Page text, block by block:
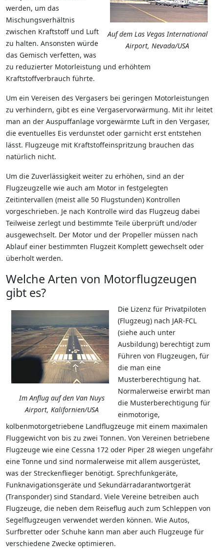
Auf dem Las Vegas International
Airport, Nevada/USA
werden, um das
Mischungsverhältnis
zwischen Kraftstoff und Luft
zu halten. Ansonsten würde
das Gemisch verfetten, was
zu reduzierter Motorleistung und erhöhtem
Kraftstoffverbrauch führte.
Um ein Vereisen des Vergasers bei geringen Motorleistungen
zu verhindern, gibt es eine Vergaservorwärmung. Mit ihr leitet
man an der Auspuffanlage vorgewärmte Luft in den Vergaser,
die eventuelles Eis verdunstet oder garnicht erst entstehen
lässt. Flugzeuge mit Kraftstoffeinspritzung brauchen das
natürlich nicht.
Um die Zuverlässigkeit weiter zu erhöhen, sind an der
Flugzeugzelle wie auch am Motor in festgelegten
Zeitintervallen (meist alle 50 Flugstunden) Kontrollen
vorgeschrieben. Je nach Kontrolle wird das Flugzeug dabei
Teilweise zerlegt und bestimmte Teile überprüft und/oder
ausgewechselt. Der Motor und der Propeller müssen nach
Ablauf einer bestimmten Flugzeit Komplett gewechselt oder
überholt werden.
Welche Arten von Motorflugzeugen
gibt es?
Im Anflug auf den Van Nuys
Airport, Kalifornien/USA
Die Lizenz für Privatpiloten
(Flugzeug) nach JAR-FCL
(siehe auch unter
Ausbildung) berechtigt zum
Führen von Flugzeugen, für
die man eine
Musterberechtigung hat.
Normalerweise erwirbt man
die Musterberechtigung für
einmotorige,
kolbenmotorgetriebene Landflugzeuge mit einem maximalen
Fluggewicht von bis zu zwei Tonnen. Von Vereinen betriebene
Flugzeuge wie eine Cessna 172 oder Piper 28 wiegen ungefähr
eine Tonne und sind normalerweise mit allem ausgerüstet,
was der Streckenflieger benötigt. Sprechfunkgeräte,
Funknavigationsgeräte und Sekundärradarantwortgerät
(Transponder) sind Standard. Viele Vereine betreiben auch
Flugzeuge, die neben dem Reiseflug auch zum Schleppen von
Segelflugzeugen verwendet werden können. Wie Autos,
Surfbretter oder Schuhe kann man aber auch Flugzeuge für
verschiedene Zwecke optimieren.